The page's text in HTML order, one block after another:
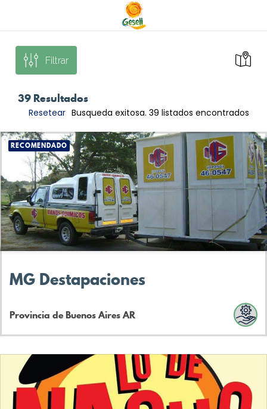
Filtrar
39 Resultados
Busqueda exitosa. 39 listados encontrados
Resetear
RECOMENDADO
MG Destapaciones
Provincia de Buenos AiresAR